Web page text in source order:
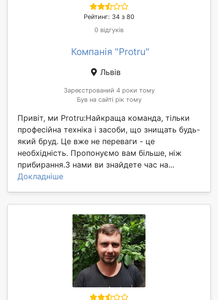
Рейтинг: 34 з 80
0 відгуків
Компанія "Protru"
Львів
Зареєстрований 4 роки тому
Був на сайті рік тому
Привіт, ми Protru:Найкраща команда, тільки
професійна техніка і засоби, що знищать будь-
який бруд. Це вже не переваги - це
необхідність. Пропонуємо вам більше, ніж
прибирання.З нами ви знайдете час на...
Докладніше